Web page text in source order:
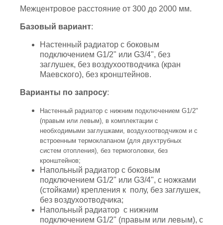
Межцентровое расстояние от 300 до 2000 мм.
Базовый вариант:
Настенный радиатор с боковым
подключением G1/2" или G3/4", без
заглушек, без воздухоотводчика (кран
Маевского), без кронштейнов.
Варианты по запросу:
Настенный радиатор с нижним подключением G1/2"
(правым или левым), в комплектации с
необходимыми заглушками, воздухоотводчиком и с
встроенным термоклапаном (для двухтрубных
систем отопления), без термоголовки, без
кронштейнов;
Напольный радиатор с боковым
подключением G1/2" или G3/4", с ножками
(стойками) крепления к полу, без заглушек,
без воздухоотводчика;
Напольный радиатор с нижним
подключением G1/2" (правым или левым), с